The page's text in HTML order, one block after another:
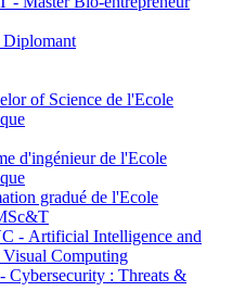
of Science de l'Ecole
d'ingénieur de l'Ecole
gradué de l'Ecole
- Artificial Intelligence and
Computing
Cybersecurity : Threats &